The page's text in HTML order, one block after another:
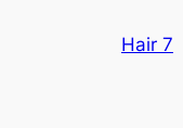
Hair 7